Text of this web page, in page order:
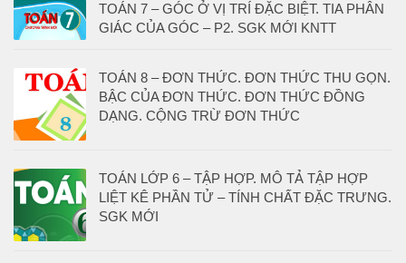
TOÁN 7 – GÓC Ở VỊ TRÍ ĐẶC BIỆT. TIA PHÂN
GIÁC CỦA GÓC – P2. SGK MỚI KNTT
TOÁN 8 – ĐƠN THỨC. ĐƠN THỨC THU GỌN.
BẬC CỦA ĐƠN THỨC. ĐƠN THỨC ĐỒNG
DẠNG. CỘNG TRỪ ĐƠN THỨC
TOÁN LỚP 6 – TẬP HỢP. MÔ TẢ TẬP HỢP
LIỆT KÊ PHẦN TỬ – TÍNH CHẤT ĐẶC TRƯNG.
SGK MỚI